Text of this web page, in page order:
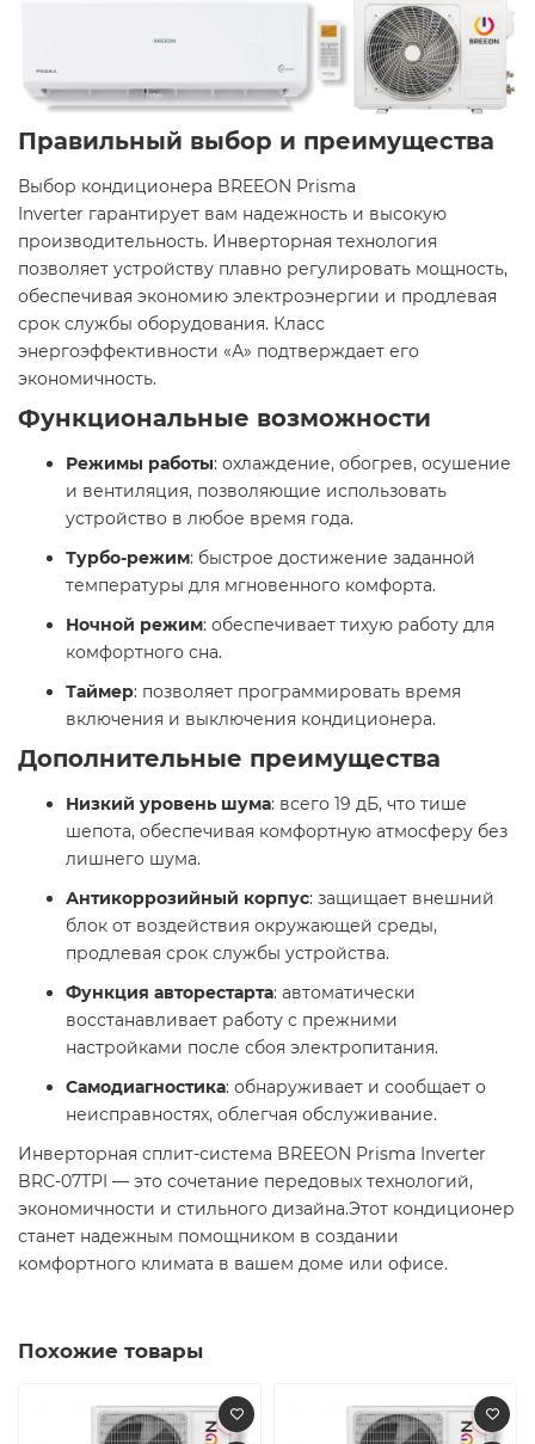
Правильный выбор и преимущества
Выбор кондиционера BREEON Prisma
Inverter гарантирует вам надежность и высокую
производительность. Инверторная технология
позволяет устройству плавно регулировать мощность,
обеспечивая экономию электроэнергии и продлевая
срок службы оборудования. Класс
энергоэффективности «А» подтверждает его
экономичность. ​
Функциональные возможности
Режимы работы: охлаждение, обогрев, осушение
и вентиляция, позволяющие использовать
устройство в любое время года. ​
Турбо-режим: быстрое достижение заданной
температуры для мгновенного комфорта. ​
Ночной режим: обеспечивает тихую работу для
комфортного сна. ​
Таймер: позволяет программировать время
включения и выключения кондиционера. ​
Дополнительные преимущества
Низкий уровень шума: всего 19 дБ, что тише
шепота, обеспечивая комфортную атмосферу без
лишнего шума. ​
Антикоррозийный корпус: защищает внешний
блок от воздействия окружающей среды,
продлевая срок службы устройства. ​
Функция авторестарта: автоматически
восстанавливает работу с прежними
настройками после сбоя электропитания. ​
Самодиагностика: обнаруживает и сообщает о
неисправностях, облегчая обслуживание. ​
Инверторная сплит-система BREEON Prisma Inverter
BRC-07TPI — это сочетание передовых технологий,
экономичности и стильного дизайна.Этот кондиционер
станет надежным помощником в создании
комфортного климата в вашем доме или офисе.
Похожие товары